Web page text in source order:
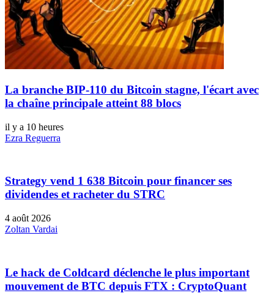
La branche BIP-110 du Bitcoin stagne, l'écart avec
la chaîne principale atteint 88 blocs
il y a 10 heures
Ezra Reguerra
Strategy vend 1 638 Bitcoin pour financer ses
dividendes et racheter du STRC
4 août 2026
Zoltan Vardai
Le hack de Coldcard déclenche le plus important
mouvement de BTC depuis FTX : CryptoQuant